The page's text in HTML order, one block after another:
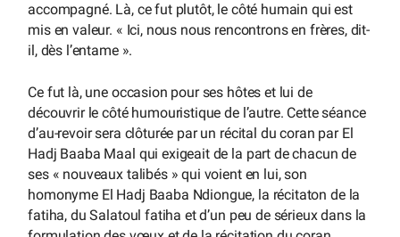
accompagné. Là, ce fut plutôt, le côté humain qui est
mis en valeur. « Ici, nous nous rencontrons en frères, dit-
il, dès l’entame ».
Ce fut là, une occasion pour ses hôtes et lui de
découvrir le côté humouristique de l’autre. Cette séance
d’au-revoir sera clôturée par un récital du coran par El
Hadj Baaba Maal qui exigeait de la part de chacun de
ses « nouveaux talibés » qui voient en lui, son
homonyme El Hadj Baaba Ndiongue, la récitaton de la
fatiha, du Salatoul fatiha et d’un peu de sérieux dans la